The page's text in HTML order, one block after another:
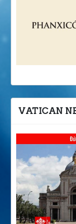
VATICAN